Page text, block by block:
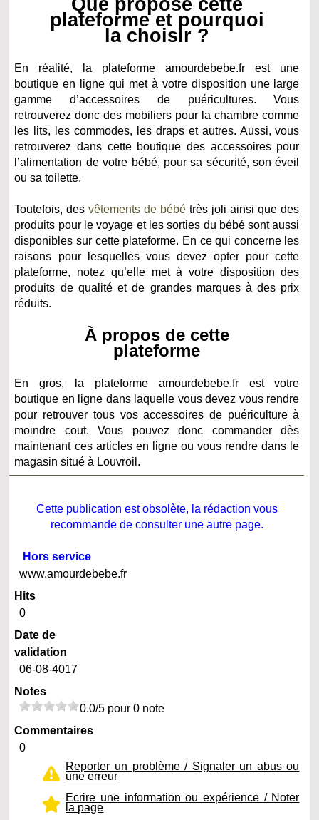
plateforme et pourquoi
la choisir ?
En réalité, la plateforme amourdebebe.fr est une
boutique en ligne qui met à votre disposition une large
gamme d’accessoires de puéricultures. Vous
retrouverez donc des mobiliers pour la chambre comme
les lits, les commodes, les draps et autres. Aussi, vous
retrouverez dans cette boutique des accessoires pour
l’alimentation de votre bébé, pour sa sécurité, son éveil
ou sa toilette.
Toutefois, desvêtements de bébé très joli ainsi que des
produits pour le voyage et les sorties du bébé sont aussi
disponibles sur cette plateforme. En ce qui concerne les
raisons pour lesquelles vous devez opter pour cette
plateforme, notez qu’elle met à votre disposition des
produits de qualité et de grandes marques à des prix
réduits.
À propos de cette
plateforme
En gros, la plateforme amourdebebe.fr est votre
boutique en ligne dans laquelle vous devez vous rendre
pour retrouver tous vos accessoires de puériculture à
moindre cout. Vous pouvez donc commander dès
maintenant ces articles en ligne ou vous rendre dans le
magasin situé à Louvroil.
Cette publication est obsolète, la rédaction vous
recommande de consulter une autre page.
Hors service
www.amourdebebe.fr
Hits
0
Date de
validation
06-08-4017
Notes
0.0/5 pour 0 note
Commentaires
0
Reporter un problème / Signaler un abus ou
une erreur
Ecrire une information ou expérience / Noter
la page